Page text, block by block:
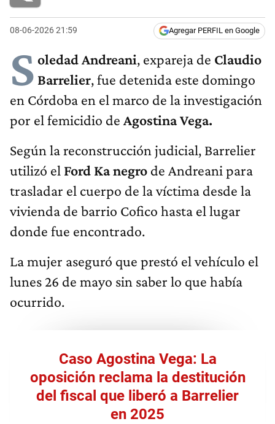
08-06-2026 21:59 Agregar PERFIL en Google
S oledad Andreani, expareja de Claudio
Barrelier, fue detenida este domingo
en Córdoba en el marco de la investigación
por el femicidio de Agostina Vega.
Según la reconstrucción judicial, Barrelier
utilizó el Ford Ka negro de Andreani para
trasladar el cuerpo de la víctima desde la
vivienda de barrio Cofico hasta el lugar
donde fue encontrado.
La mujer aseguró que prestó el vehículo el
lunes 26 de mayo sin saber lo que había
ocurrido.
Caso Agostina Vega: La
oposición reclama la destitución
del fiscal que liberó a Barrelier
en 2025